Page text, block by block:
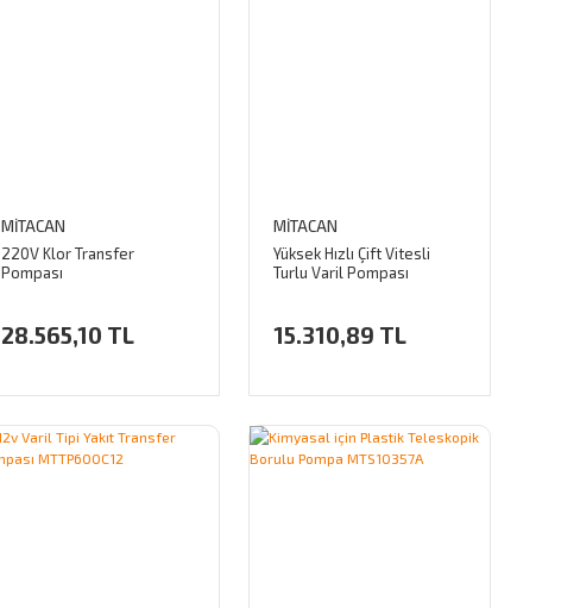
MİTACAN
220V Klor Transfer
Pompası
28.565,10 TL
MİTACAN
Yüksek Hızlı Çift Vitesli
Turlu Varil Pompası
15.310,89 TL